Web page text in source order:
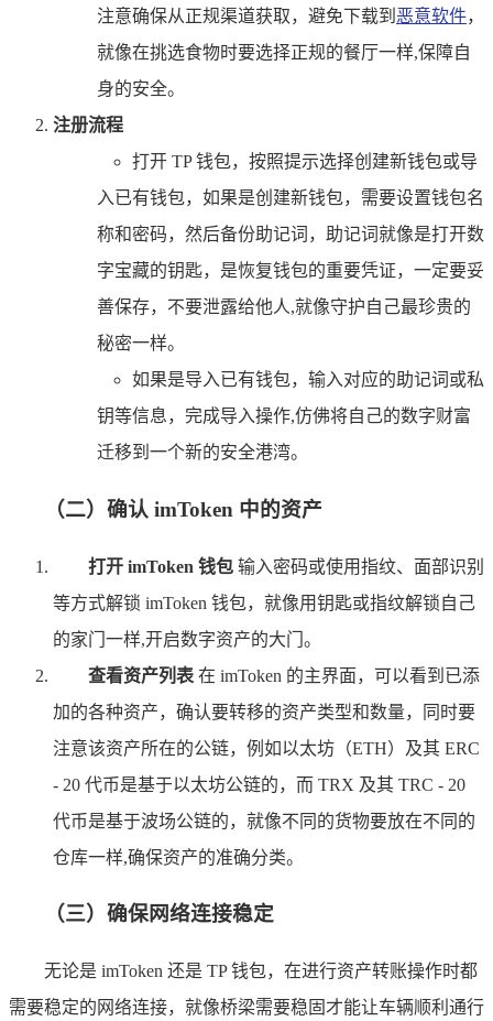
注意确保从正规渠道获取，避免下载到 恶意软件，
就像在挑选食物时要选择正规的餐厅一样,保障自
身的安全。
注册流程
打开 TP 钱包，按照提示选择创建新钱包或导
入已有钱包，如果是创建新钱包，需要设置钱包名
称和密码，然后备份助记词，助记词就像是打开数
字宝藏的钥匙，是恢复钱包的重要凭证，一定要妥
善保存，不要泄露给他人,就像守护自己最珍贵的
秘密一样。
如果是导入已有钱包，输入对应的助记词或私
钥等信息，完成导入操作,仿佛将自己的数字财富
迁移到一个新的安全港湾。
（二）确认 imToken 中的资产
打开 imToken 钱包 输入密码或使用指纹、面部识别
等方式解锁 imToken 钱包，就像用钥匙或指纹解锁自己
的家门一样,开启数字资产的大门。
查看资产列表 在 imToken 的主界面，可以看到已添
加的各种资产，确认要转移的资产类型和数量，同时要
注意该资产所在的公链，例如以太坊（ETH）及其 ERC
- 20 代币是基于以太坊公链的，而 TRX 及其 TRC - 20
代币是基于波场公链的，就像不同的货物要放在不同的
仓库一样,确保资产的准确分类。
（三）确保网络连接稳定
无论是 imToken 还是 TP 钱包，在进行资产转账操作时都
需要稳定的网络连接，就像桥梁需要稳固才能让车辆顺利通行